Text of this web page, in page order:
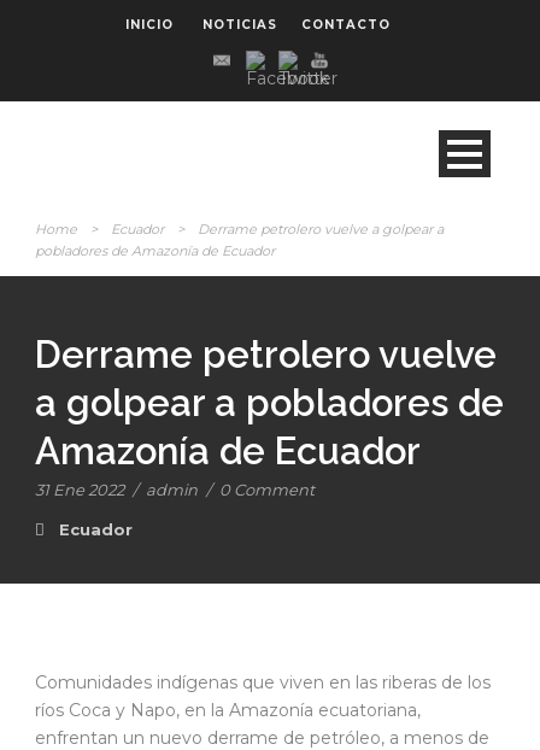
INICIO NOTICIAS CONTACTO
Home > Ecuador >
Derrame petrolero vuelve a golpear a
pobladores de Amazonía de Ecuador
Derrame petrolero vuelve
a golpear a pobladores de
Amazonía de Ecuador
31 Ene 2022 / admin / 0 Comment
Ecuador
Comunidades indígenas que viven en las riberas de los
ríos Coca y Napo, en la Amazonía ecuatoriana,
enfrentan un nuevo derrame de petróleo, a menos de